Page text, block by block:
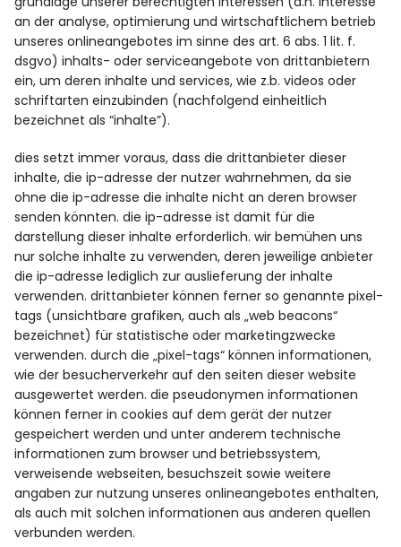
an der analyse, optimierung und wirtschaftlichem betrieb
unseres onlineangebotes im sinne des art. 6 abs. 1 lit. f.
dsgvo) inhalts- oder serviceangebote von drittanbietern
ein, um deren inhalte und services, wie z.b. videos oder
schriftarten einzubinden (nachfolgend einheitlich
bezeichnet als “inhalte”).
dies setzt immer voraus, dass die drittanbieter dieser
inhalte, die ip-adresse der nutzer wahrnehmen, da sie
ohne die ip-adresse die inhalte nicht an deren browser
senden könnten. die ip-adresse ist damit für die
darstellung dieser inhalte erforderlich. wir bemühen uns
nur solche inhalte zu verwenden, deren jeweilige anbieter
die ip-adresse lediglich zur auslieferung der inhalte
verwenden. drittanbieter können ferner so genannte pixel-
tags (unsichtbare grafiken, auch als „web beacons“
bezeichnet) für statistische oder marketingzwecke
verwenden. durch die „pixel-tags“ können informationen,
wie der besucherverkehr auf den seiten dieser website
ausgewertet werden. die pseudonymen informationen
können ferner in cookies auf dem gerät der nutzer
gespeichert werden und unter anderem technische
informationen zum browser und betriebssystem,
verweisende webseiten, besuchszeit sowie weitere
angaben zur nutzung unseres onlineangebotes enthalten,
als auch mit solchen informationen aus anderen quellen
verbunden werden.